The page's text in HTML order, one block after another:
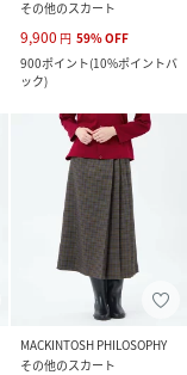
その他のスカート
9,900 円 59%OFF
900ポイント(10%ポイントバ
ック)
MACKINTOSH PHILOSOPHY
その他のスカート